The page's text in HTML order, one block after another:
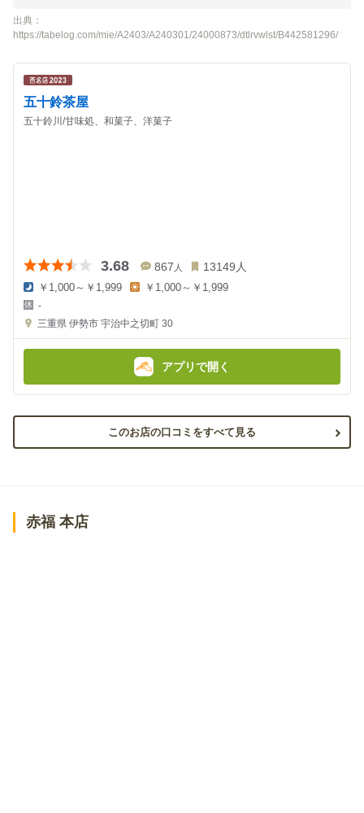
出典：
https://tabelog.com/mie/A2403/A240301/24000873/dtlrvwlst/B442581296/
五十鈴茶屋
五十鈴川/甘味処、和菓子、洋菓子
3.68 867 人 13149 人
夜
の
金
￥1,000～￥1,999
金
額
￥1,000～￥1,999
-
三重県 伊勢市 宇治中之切町 30
アプリで開く
このお店の口コミをすべて見る
赤福 本店